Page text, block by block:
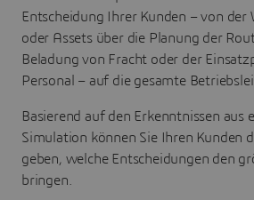
Entscheidung Ihrer Kunden – von der
oder Assets über die Planung der
Beladung von Fracht oder der
Personal – auf die gesamte
Basierend auf den Erkenntnissen aus
Simulation können Sie Ihren Kunden
geben, welche Entscheidungen den
bringen.